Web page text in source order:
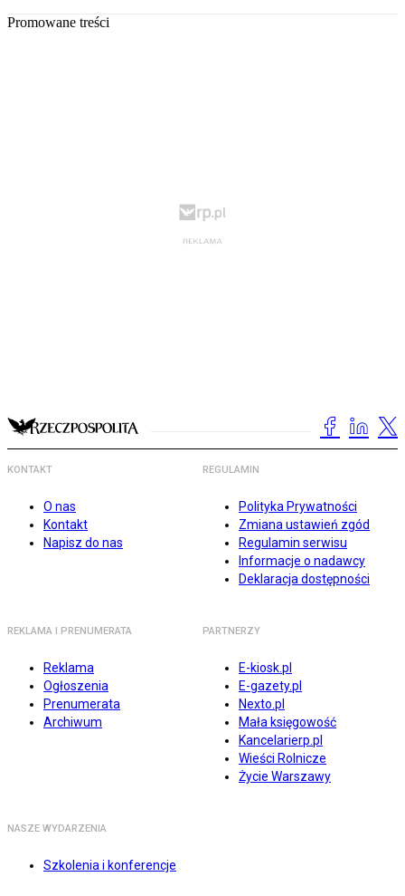
Promowane treści
KONTAKT
O nas
Kontakt
Napisz do nas
REGULAMIN
Polityka Prywatności
Zmiana ustawień zgód
Regulamin serwisu
Informacje o nadawcy
Deklaracja dostępności
REKLAMA I PRENUMERATA
Reklama
Ogłoszenia
Prenumerata
Archiwum
PARTNERZY
E-kiosk.pl
E-gazety.pl
Nexto.pl
Mała księgowość
Kancelarierp.pl
Wieści Rolnicze
Życie Warszawy
NASZE WYDARZENIA
Szkolenia i konferencje